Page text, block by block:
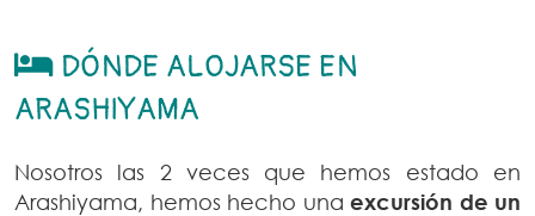
DÓNDE ALOJARSE EN
ARASHIYAMA
Nosotros las 2 veces que hemos estado en
Arashiyama, hemos hecho una excursión de un